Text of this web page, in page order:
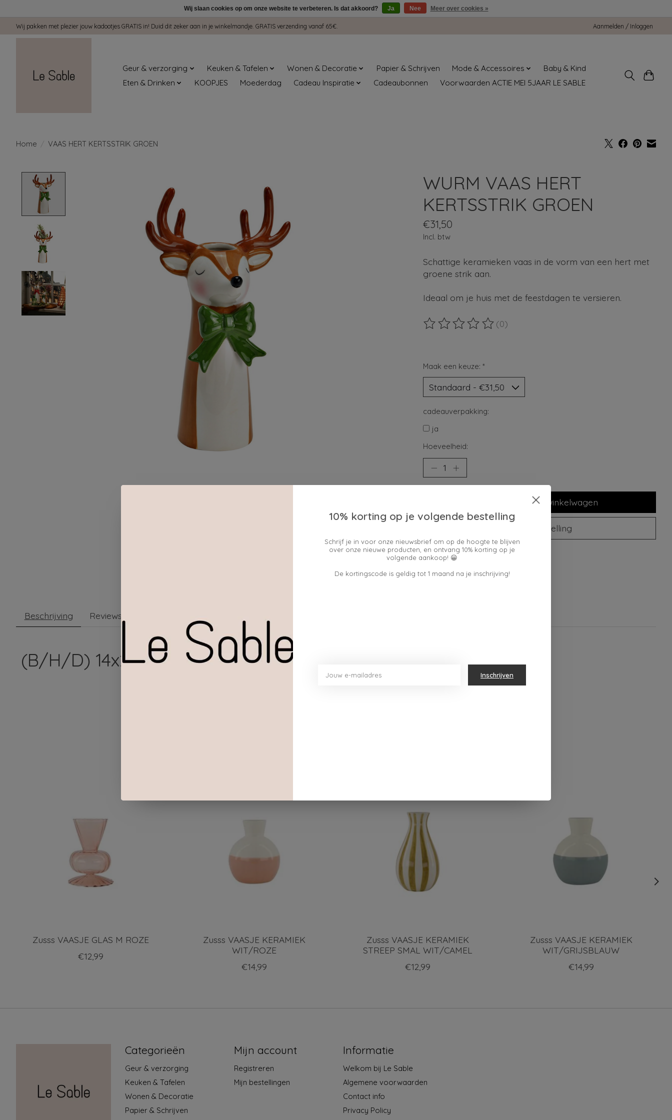
Wij pakken met plezier jouw kadootjes GRATIS in! Duid dit zeker aan in je winkelmandje. GRATIS verzending vanaf 65€. Aanmelden / Inloggen
Geur & verzorging Keuken & Tafelen Wonen & Decoratie Papier & Schrijven Mode & Accessoires
Baby & Kind
Eten & Drinken
KOOPJES Moederdag Cadeau Inspiratie Cadeaubonnen Voorwaarden ACTIE MEI 5JAAR LE SABLE
Home / VAAS HERT KERTSSTRIK GROEN
WURM VAAS HERT
KERTSSTRIK GROEN
€31,50
Incl. btw
Schattige keramieken vaas in de vorm van een hert met
groene strik aan.
Ideaal om je huis met de feestdagen te versieren.
De beoordeling van dit product is
(0)
Maak een keuze: *
cadeauverpakking:
ja
Hoeveelheid:
Toevoegen aan winkelwagen
Plaats bestelling
Toevoegen om te vergelijken
Beschrijving Reviews (0)
(B/H/D) 14x24x10cm
Zusss VAASJE GLAS M ROZE
€12,99
Zusss VAASJE KERAMIEK
WIT/ROZE
€14,99
Zusss VAASJE KERAMIEK
STREEP SMAL WIT/CAMEL
€12,99
Zusss VAASJE KERAMIEK
WIT/GRIJSBLAUW
€14,99
Categorieën
Geur & verzorging
Keuken & Tafelen
Wonen & Decoratie
Papier & Schrijven
Mijn account
Registreren
Mijn bestellingen
Informatie
Welkom bij Le Sable
Algemene voorwaarden
Contact info
Privacy Policy
Wij slaan cookies op om onze website te verbeteren. Is dat akkoord? Ja Nee Meer over cookies »
10% korting op je volgende bestelling
Schrijf je in voor onze nieuwsbrief om op de hoogte te blijven
over onze nieuwe producten, en ontvang 10% korting op je
volgende aankoop! 😀
De kortingscode is geldig tot 1 maand na je inschrijving!
Inschrijven